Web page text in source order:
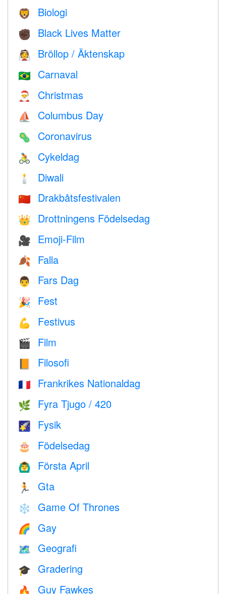
🦁 Biologi
✊🏿 Black Lives Matter
👰 Bröllop / Äktenskap
🇧🇷 Carnaval
🎅 Christmas
⛵️ Columbus Day
🦠 Coronavirus
🚴 Cykeldag
🕯 Diwali
🇨🇳 Drakbåtsfestivalen
👑 Drottningens Födelsedag
🎥 Emoji-Film
🍂 Falla
👨 Fars Dag
🎉 Fest
💪 Festivus
🎬 Film
📙 Filosofi
🇫🇷 Frankrikes Nationaldag
🌿 Fyra Tjugo / 420
🌠 Fysik
🎂 Födelsedag
🙆‍♂️ Första April
🏃 Gta
❄️ Game Of Thrones
🌈 Gay
🗺 Geografi
🎓 Gradering
🔥 Guy Fawkes